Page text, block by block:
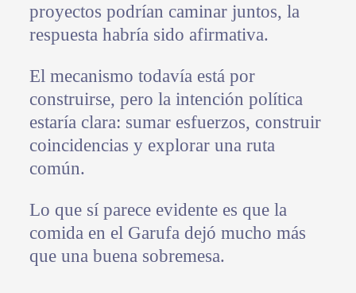
proyectos podrían caminar juntos, la
respuesta habría sido afirmativa.
El mecanismo todavía está por
construirse, pero la intención política
estaría clara: sumar esfuerzos, construir
coincidencias y explorar una ruta
común.
Lo que sí parece evidente es que la
comida en el Garufa dejó mucho más
que una buena sobremesa.